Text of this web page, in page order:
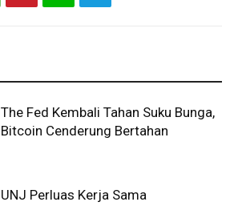
The Fed Kembali Tahan Suku Bunga,
Bitcoin Cenderung Bertahan
UNJ Perluas Kerja Sama